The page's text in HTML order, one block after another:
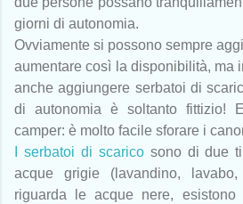
giorni di autonomia.
Ovviamente si possono sempre
aumentare così la disponibilità, ma
anche aggiungere serbatoi di
di autonomia è soltanto fittizio!
camper: è molto facile sforare i
I serbatoi di scaricosono di due
acque grigie (lavandino,
riguarda le acque nere,